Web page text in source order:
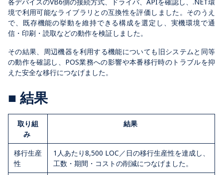
境で利用可能なライブラリとの互換性を評価しました。そのうえ
で、既存機能の挙動を維持できる構成を選定し、実機環境で通
信・印刷・読取などの動作を検証しました。
その結果、周辺機器を利用する機能についても旧システムと同等
の動作を確認し、POS業務への影響や本番移行時のトラブルを抑
えた安全な移行につなげました。
■ 結果
取り組
み
結果
移行生産
性
1人あたり8,500 LOC／日の移行生産性を達成し、
工数・期間・コストの削減につなげました。